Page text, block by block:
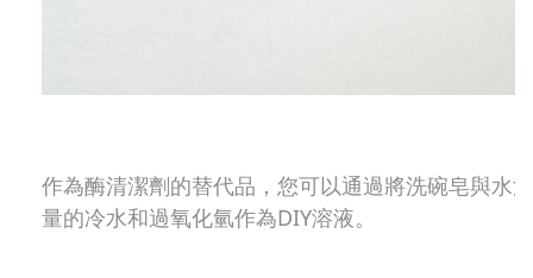
作為酶清潔劑的替代品，您可以通過將洗碗皂與水
量的冷水和過氧化氫作為DIY溶液。